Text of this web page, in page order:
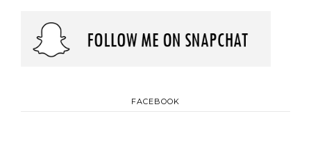
FACEBOOK